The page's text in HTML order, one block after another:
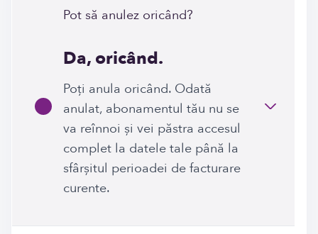
Pot să anulez oricând?
Da, oricând.
Poți anula oricând. Odată
anulat, abonamentul tău nu se
va reînnoi și vei păstra accesul
complet la datele tale până la
sfârșitul perioadei de facturare
curente.